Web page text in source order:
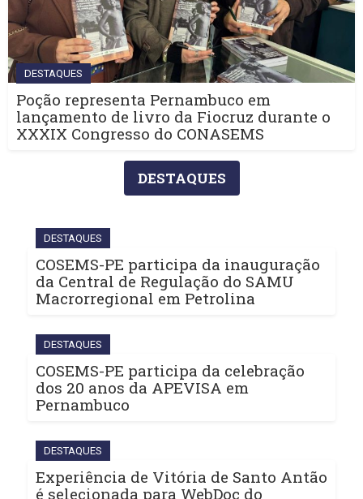
DESTAQUES
Poção representa Pernambuco em
lançamento de livro da Fiocruz durante o
XXXIX Congresso do CONASEMS
DESTAQUES
DESTAQUES
COSEMS-PE participa da inauguração
da Central de Regulação do SAMU
Macrorregional em Petrolina
DESTAQUES
COSEMS-PE participa da celebração
dos 20 anos da APEVISA em
Pernambuco
DESTAQUES
Experiência de Vitória de Santo Antão
é selecionada para WebDoc do